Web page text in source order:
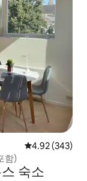
평점 4.92점(5
4.92 (343)
함)
숙소